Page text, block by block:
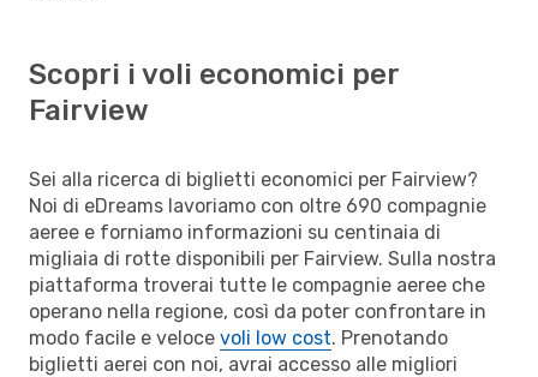
Scopri i voli economici per
Fairview
Sei alla ricerca di biglietti economici per Fairview?
Noi di eDreams lavoriamo con oltre 690 compagnie
aeree e forniamo informazioni su centinaia di
migliaia di rotte disponibili per Fairview. Sulla nostra
piattaforma troverai tutte le compagnie aeree che
operano nella regione, così da poter confrontare in
modo facile e veloce voli low cost. Prenotando
biglietti aerei con noi, avrai accesso alle migliori